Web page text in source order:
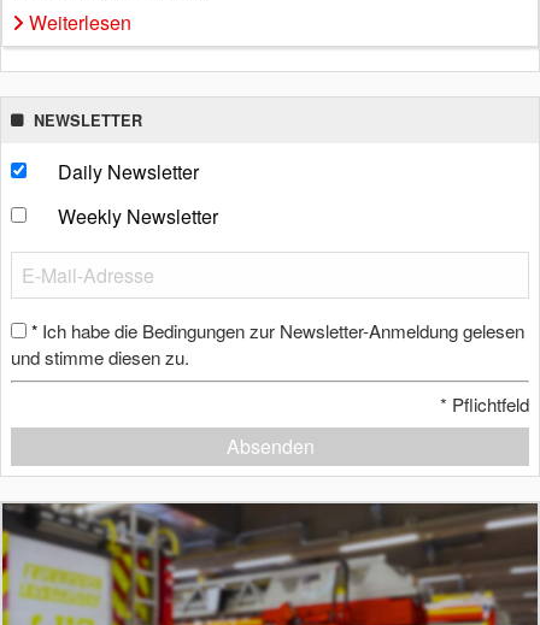
Weiterlesen
NEWSLETTER
Daily Newsletter
Weekly Newsletter
* Ich habe die Bedingungen zur Newsletter-Anmeldung gelesen
und stimme diesen zu.
* Pflichtfeld
Absenden